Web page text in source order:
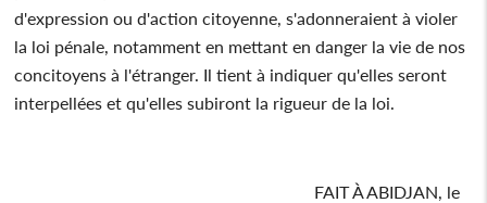
d'expression ou d'action citoyenne, s'adonneraient à violer
la loi pénale, notamment en mettant en danger la vie de nos
concitoyens à l'étranger. Il tient à indiquer qu'elles seront
interpellées et qu'elles subiront la rigueur de la loi.
FAIT À ABIDJAN, le